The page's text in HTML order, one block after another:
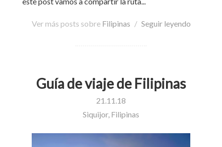
Ver más posts sobre Filipinas / Seguir leyendo
Guía de viaje de Filipinas
21.11.18
Siquijor, Filipinas